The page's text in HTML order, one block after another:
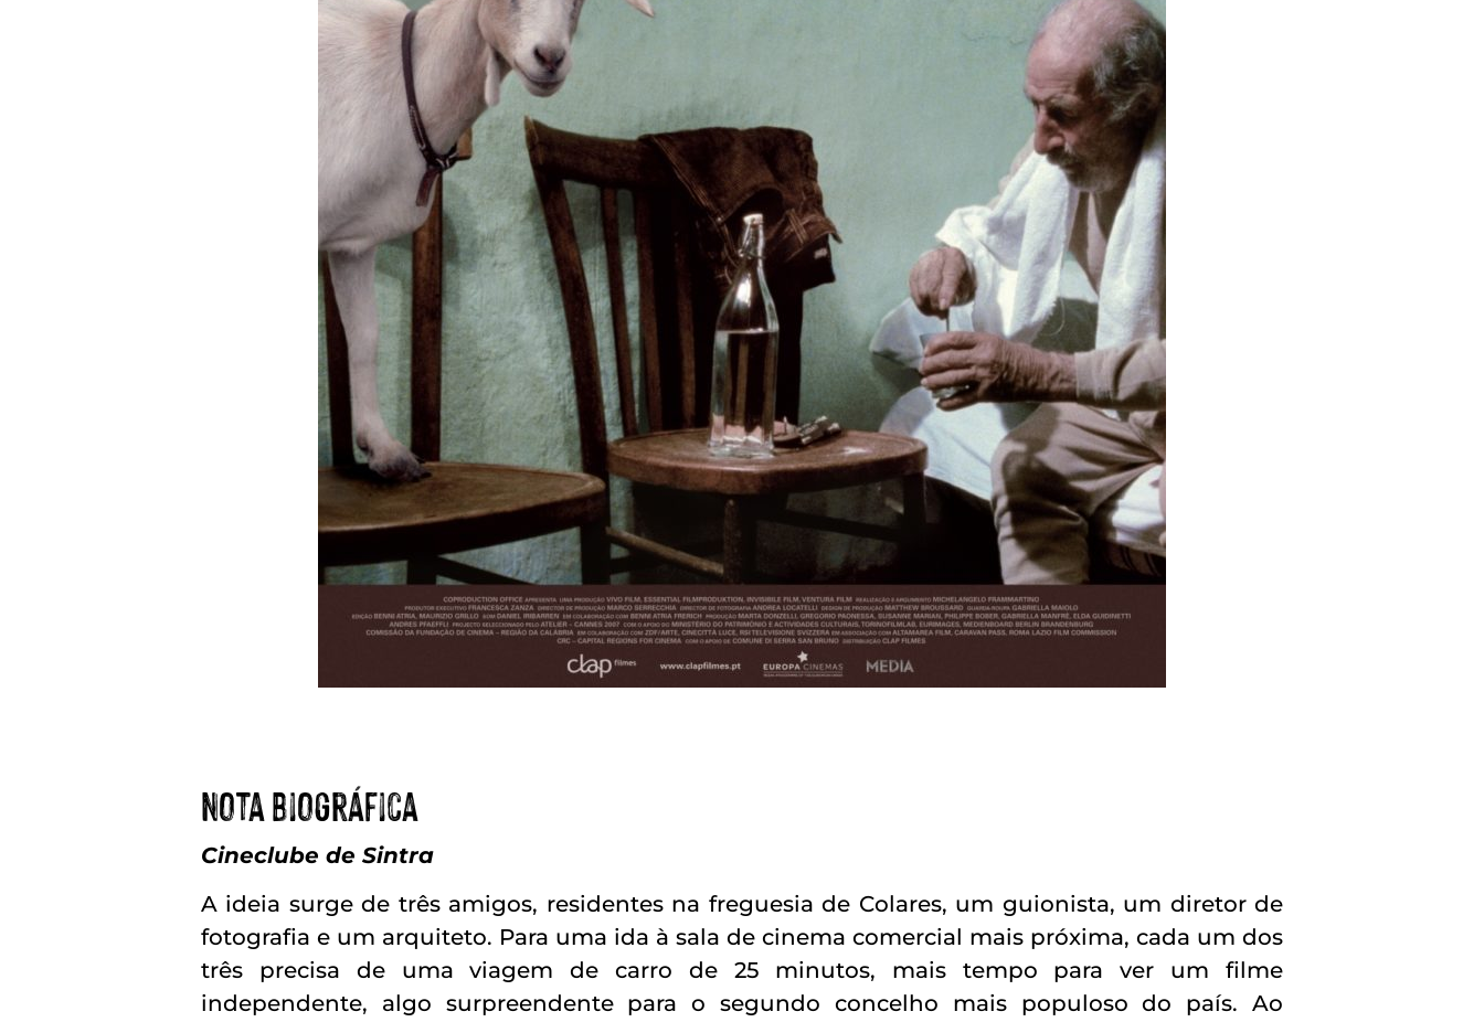
Nota Biográfica
Cineclube de Sintra
A ideia surge de três amigos, residentes na freguesia de Colares, um guionista, um diretor de
fotografia e um arquiteto. Para uma ida à sala de cinema comercial mais próxima, cada um dos
três precisa de uma viagem de carro de 25 minutos, mais tempo para ver um filme
independente, algo surpreendente para o segundo concelho mais populoso do país. Ao